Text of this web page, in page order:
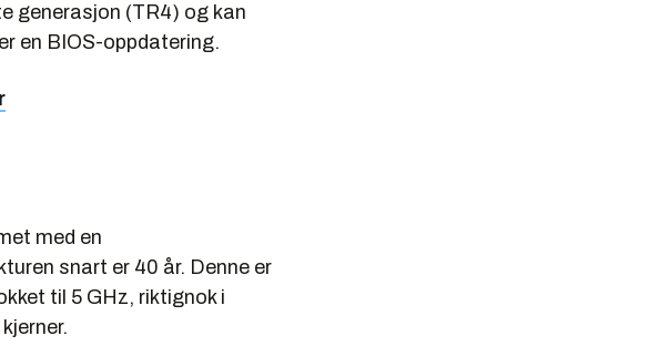
generasjon (TR4) og kan
en BIOS-oppdatering.
med en
snart er 40 år. Denne er
til 5 GHz, riktignok i